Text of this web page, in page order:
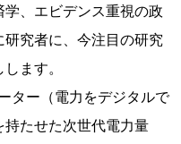
、エビデンス重視の政
究者に、今注目の研究
ます。
ター（電力をデジタルで
たせた次世代電力量